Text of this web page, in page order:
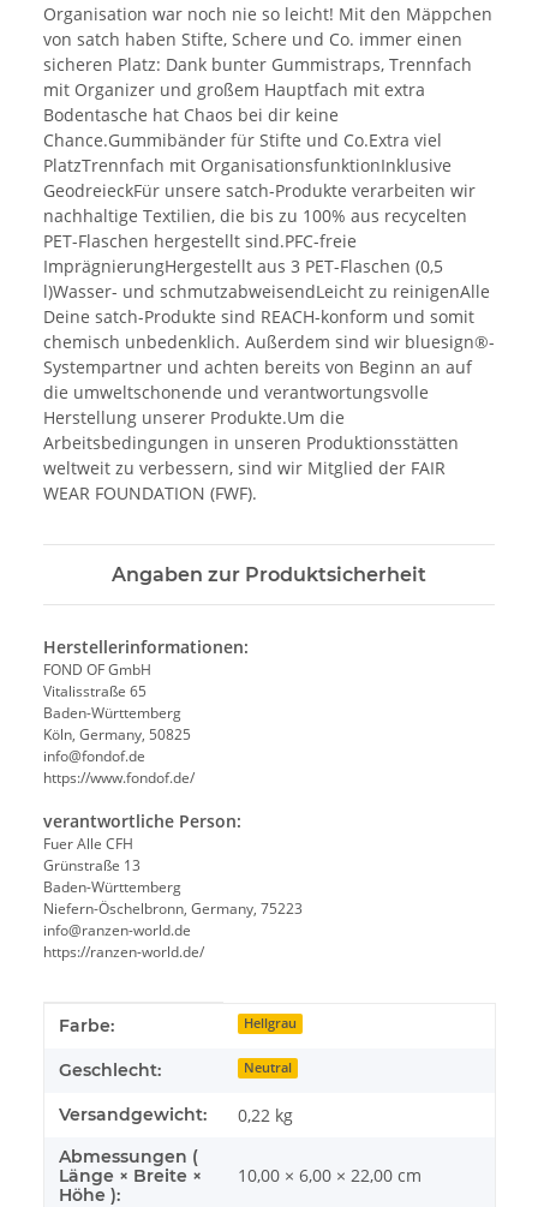
Organisation war noch nie so leicht! Mit den Mäppchen
von satch haben Stifte, Schere und Co. immer einen
sicheren Platz: Dank bunter Gummistraps, Trennfach
mit Organizer und großem Hauptfach mit extra
Bodentasche hat Chaos bei dir keine
Chance.Gummibänder für Stifte und Co.Extra viel
PlatzTrennfach mit OrganisationsfunktionInklusive
GeodreieckFür unsere satch-Produkte verarbeiten wir
nachhaltige Textilien, die bis zu 100% aus recycelten
PET-Flaschen hergestellt sind.PFC-freie
ImprägnierungHergestellt aus 3 PET-Flaschen (0,5
l)Wasser- und schmutzabweisendLeicht zu reinigenAlle
Deine satch-Produkte sind REACH-konform und somit
chemisch unbedenklich. Außerdem sind wir bluesign®️-
Systempartner und achten bereits von Beginn an auf
die umweltschonende und verantwortungsvolle
Herstellung unserer Produkte.Um die
Arbeitsbedingungen in unseren Produktionsstätten
weltweit zu verbessern, sind wir Mitglied der FAIR
WEAR FOUNDATION (FWF).
Angaben zur Produktsicherheit
Herstellerinformationen:
FOND OF GmbH
Vitalisstraße 65
Baden-Württemberg
Köln, Germany, 50825
info@fondof.de
https://www.fondof.de/
verantwortliche Person:
Fuer Alle CFH
Grünstraße 13
Baden-Württemberg
Niefern-Öschelbronn, Germany, 75223
info@ranzen-world.de
https://ranzen-world.de/
Produkteigenschaft
Wert
Farbe: Hellgrau
Geschlecht: Neutral
Versandgewicht: 0,22 kg
Abmessungen (
Länge × Breite ×
Höhe ):
10,00 × 6,00 × 22,00 cm